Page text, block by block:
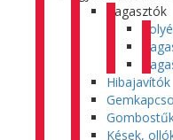
Ragasztók
Hibajavítók
Kések,